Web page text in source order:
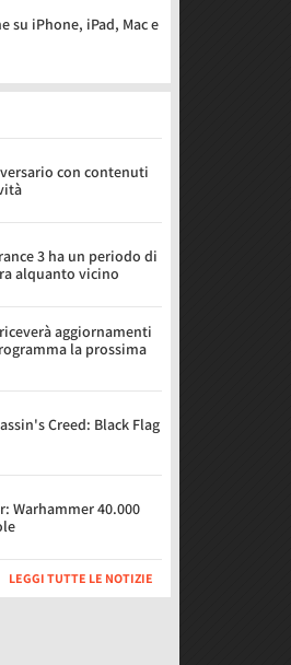
su iPhone, iPad, Mac e
con contenuti
3 ha un periodo di
alquanto vicino
aggiornamenti
la prossima
Creed: Black Flag
Warhammer 40.000
LEGGI TUTTE LE NOTIZIE